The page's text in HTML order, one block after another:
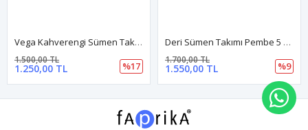
Vega Kahverengi Sümen Takımı – 4 Parçalı Lüks Yönetici Masa Seti
%17
Deri Sümen Takımı Pembe 5 Parça – Şık Masa Organizerleri
1.550,00 TL
1.700,00 TL
%9 4.750,00 TL